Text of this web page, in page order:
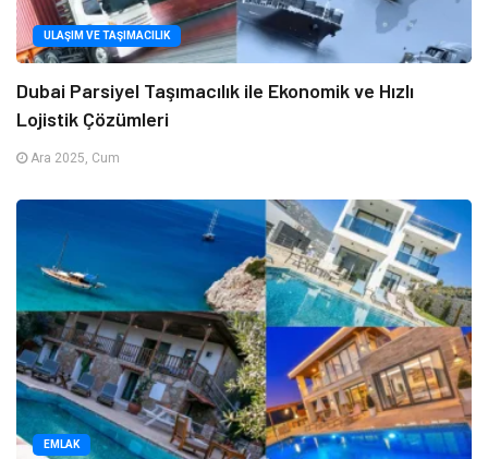
ULAŞIM VE TAŞIMACILIK
Dubai Parsiyel Taşımacılık ile Ekonomik ve Hızlı
Lojistik Çözümleri
Ara 2025, Cum
EMLAK